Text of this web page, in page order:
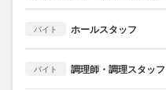
バイト ホールスタッフ
バイト 調理師・調理スタッフ